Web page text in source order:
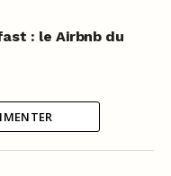
: le Airbnb du